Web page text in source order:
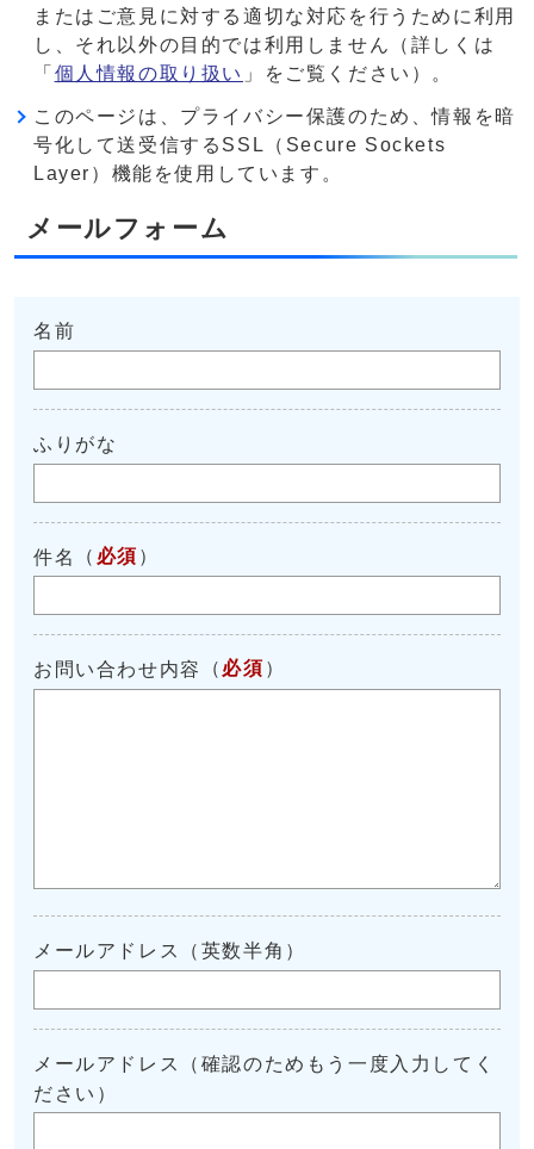
またはご意見に対する適切な対応を行うために利用
し、それ以外の目的では利用しません（詳しくは
「 個人情報の取り扱い 」をご覧ください）。
このページは、プライバシー保護のため、情報を暗
号化して送受信するSSL（Secure Sockets
Layer）機能を使用しています。
メールフォーム
名前
ふりがな
件名 （ 必須 ）
お問い合わせ内容 （ 必須 ）
メールアドレス（英数半角）
メールアドレス（確認のためもう一度入力してく
ださい）